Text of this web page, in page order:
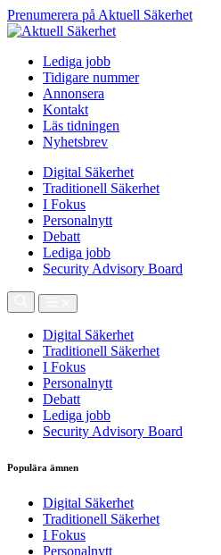
Prenumerera på Aktuell Säkerhet
Lediga jobb
Tidigare nummer
Annonsera
Kontakt
Läs tidningen
Nyhetsbrev
Digital Säkerhet
Traditionell Säkerhet
I Fokus
Personalnytt
Debatt
Lediga jobb
Security Advisory Board
Digital Säkerhet
Traditionell Säkerhet
I Fokus
Personalnytt
Debatt
Lediga jobb
Security Advisory Board
Populära ämnen
Digital Säkerhet
Traditionell Säkerhet
I Fokus
Personalnytt